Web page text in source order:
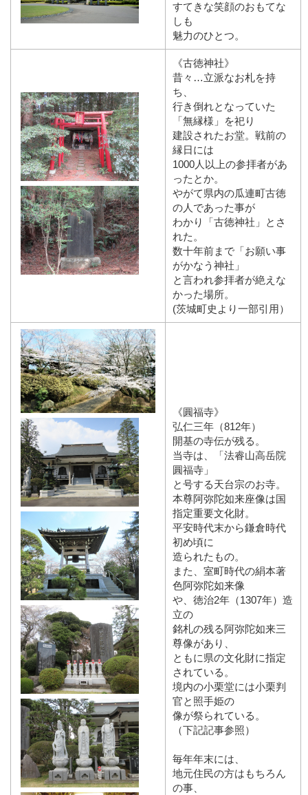
すてきな笑顔のおもてな
しも
魅力のひとつ。
《古徳神社》
昔々…立派なお札を持
ち、
行き倒れとなっていた
「無縁様」を祀り
建設されたお堂。戦前の
縁日には
1000人以上の参拝者があ
ったとか。
やがて県内の瓜連町古徳
の人であった事が
わかり「古徳神社」とさ
れた。
数十年前まで「お願い事
がかなう神社」
と言われ参拝者が絶えな
かった場所。
(茨城町史より一部引用）
《圓福寺》
弘仁三年（812年）
開基の寺伝が残る。
当寺は、「法睿山高岳院
圓福寺」
と号する天台宗のお寺。
本尊阿弥陀如来座像は国
指定重要文化財。
平安時代末から鎌倉時代
初め頃に
造られたもの。
また、室町時代の絹本著
色阿弥陀如来像
や、徳治2年（1307年）造
立の
銘札の残る阿弥陀如来三
尊像があり、
ともに県の文化財に指定
されている。
境内の小栗堂には小栗判
官と照手姫の
像が祭られている。
（下記記事参照）
毎年年末には、
地元住民の方はもちろん
の事、